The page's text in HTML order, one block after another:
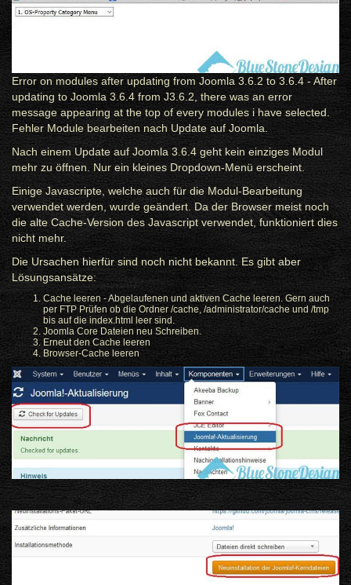
Error on modules after updating from Joomla 3.6.2 to 3.6.4 - After
updating to Joomla 3.6.4 from J3.6.2, there was an error
message appearing at the top of every modules i have selected.
Fehler Module bearbeiten nach Update auf Joomla.
Nach einem Update auf Joomla 3.6.4 geht kein einziges Modul
mehr zu öffnen. Nur ein kleines Dropdown-Menü erscheint.
Einige Javascripte, welche auch für die Modul-Bearbeitung
verwendet werden, wurde geändert. Da der Browser meist noch
die alte Cache-Version des Javascript verwendet, funktioniert dies
nicht mehr.
Die Ursachen hierfür sind noch nicht bekannt. Es gibt aber
Lösungsansätze:
Cache leeren - Abgelaufenen und aktiven Cache leeren. Gern auch
per FTP Prüfen ob die Ordner /cache, /administrator/cache und /tmp
bis auf die index.html leer sind.
Joomla Core Dateien neu Schreiben.
Erneut den Cache leeren
Browser-Cache leeren